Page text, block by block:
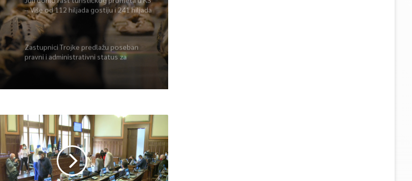
– Više od 112 hiljada gostiju i 241 hiljada
noćenja
Zastupnici Trojke predlažu poseban
pravni i administrativni status za